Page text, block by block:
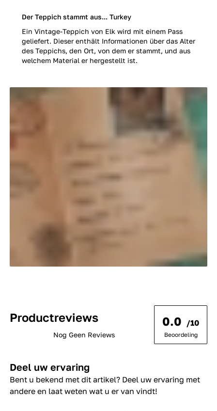
Der Teppich stammt aus... Turkey
Ein Vintage-Teppich von Elk wird mit einem Pass
geliefert. Dieser enthält Informationen über das Alter
des Teppichs, den Ort, von dem er stammt, und aus
welchem Material er hergestellt ist.
Productreviews
Nog Geen Reviews
0.0 /10
Beoordeling
Deel uw ervaring
Bent u bekend met dit artikel? Deel uw ervaring met
andere en laat weten wat u er van vindt!